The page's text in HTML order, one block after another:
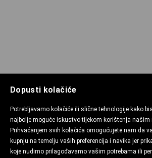
Dopusti kolačiće
Potrebljavamo kolačiće ili slične tehnologije kako
najbolje moguće iskustvo tijekom korištenja
Prihvaćanjem svih kolačića omogućujete nam da
kupnju na temelju vaših preferencija i navika jer
koje nudimo prilagođavamo vašim potrebama ili